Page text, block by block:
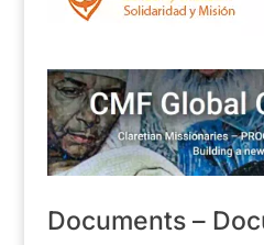
Documents –